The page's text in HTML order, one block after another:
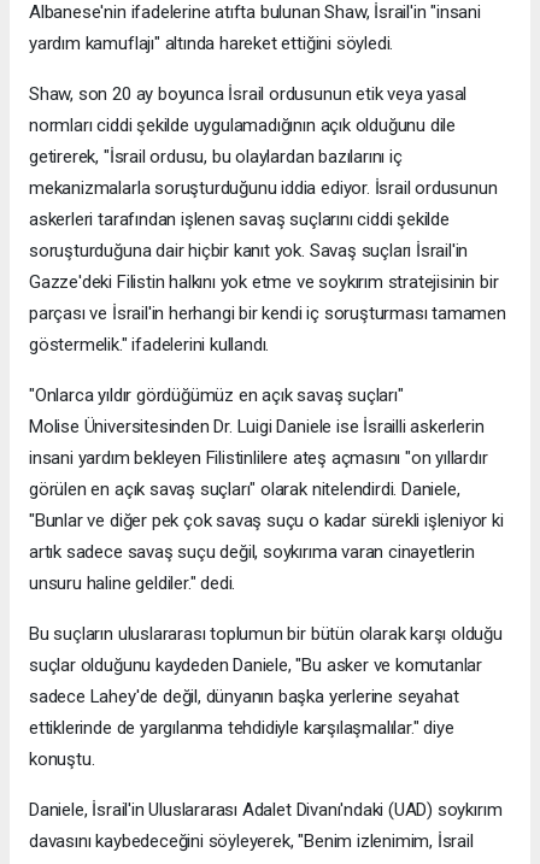
Albanese'nin ifadelerine atıfta bulunan Shaw, İsrail'in "insani
yardım kamuflajı" altında hareket ettiğini söyledi.
Shaw, son 20 ay boyunca İsrail ordusunun etik veya yasal
normları ciddi şekilde uygulamadığının açık olduğunu dile
getirerek, "İsrail ordusu, bu olaylardan bazılarını iç
mekanizmalarla soruşturduğunu iddia ediyor. İsrail ordusunun
askerleri tarafından işlenen savaş suçlarını ciddi şekilde
soruşturduğuna dair hiçbir kanıt yok. Savaş suçları İsrail'in
Gazze'deki Filistin halkını yok etme ve soykırım stratejisinin bir
parçası ve İsrail'in herhangi bir kendi iç soruşturması tamamen
göstermelik." ifadelerini kullandı.
"Onlarca yıldır gördüğümüz en açık savaş suçları"
Molise Üniversitesinden Dr. Luigi Daniele ise İsrailli askerlerin
insani yardım bekleyen Filistinlilere ateş açmasını "on yıllardır
görülen en açık savaş suçları" olarak nitelendirdi. Daniele,
"Bunlar ve diğer pek çok savaş suçu o kadar sürekli işleniyor ki
artık sadece savaş suçu değil, soykırıma varan cinayetlerin
unsuru haline geldiler." dedi.
Bu suçların uluslararası toplumun bir bütün olarak karşı olduğu
suçlar olduğunu kaydeden Daniele, "Bu asker ve komutanlar
sadece Lahey'de değil, dünyanın başka yerlerine seyahat
ettiklerinde de yargılanma tehdidiyle karşılaşmalılar." diye
konuştu.
Daniele, İsrail'in Uluslararası Adalet Divanı'ndaki (UAD) soykırım
davasını kaybedeceğini söyleyerek, "Benim izlenimim, İsrail